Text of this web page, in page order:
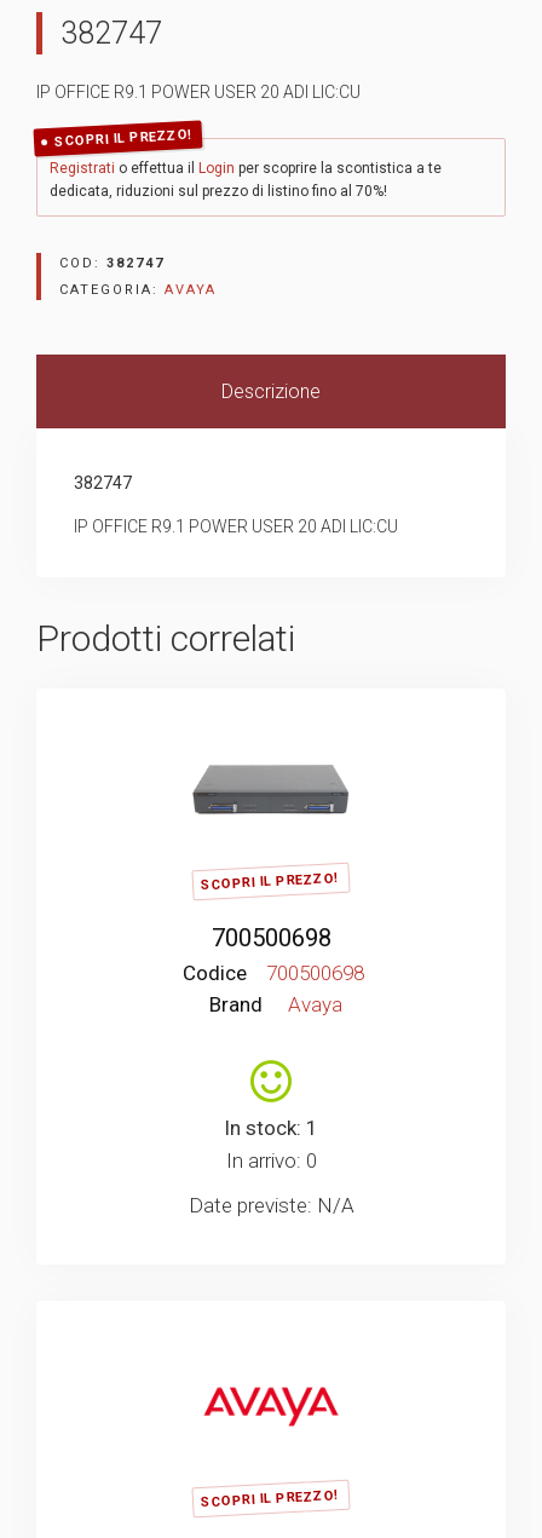
382747
IP OFFICE R9.1 POWER USER 20 ADI LIC:CU
SCOPRI IL PREZZO!
Registrati o effettua il Login per scoprire la scontistica a te
dedicata, riduzioni sul prezzo di listino fino al 70%!
COD: 382747
CATEGORIA: AVAYA
Descrizione
382747
IP OFFICE R9.1 POWER USER 20 ADI LIC:CU
Prodotti correlati
SCOPRI IL PREZZO!
700500698
Codice
700500698
Brand
Avaya
In stock: 1
In arrivo: 0
Date previste: N/A
SCOPRI IL PREZZO!